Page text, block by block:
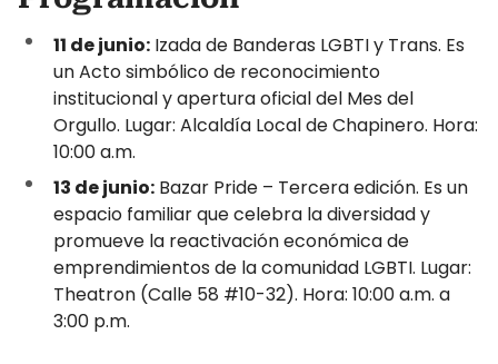
11 de junio: Izada de Banderas LGBTI y Trans. Es
un Acto simbólico de reconocimiento
institucional y apertura oficial del Mes del
Orgullo. Lugar: Alcaldía Local de Chapinero. Hora:
10:00 a.m.
13 de junio: Bazar Pride – Tercera edición. Es un
espacio familiar que celebra la diversidad y
promueve la reactivación económica de
emprendimientos de la comunidad LGBTI. Lugar:
Theatron (Calle 58 #10-32). Hora: 10:00 a.m. a
3:00 p.m.